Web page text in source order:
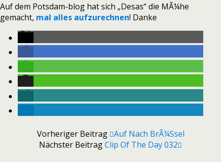
Auf dem Potsdam-blog hat sich „Desas“ die MÃ¼he
gemacht, mal alles aufzurechnen! Danke
Vorheriger Beitrag Auf Nach BrÃ¼ssel
Nächster BeitragClip Of The Day 032